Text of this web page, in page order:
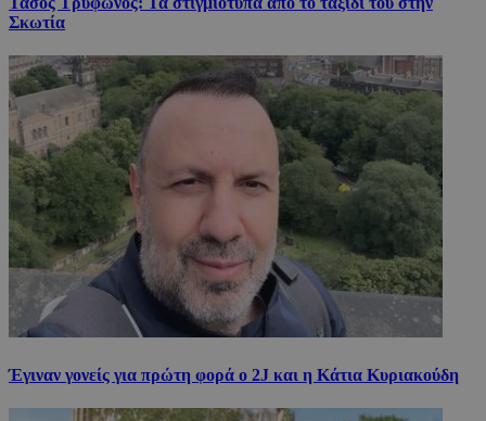
Σκωτία
Έγιναν γονείς για πρώτη φορά ο 2J και η Κάτια Κυριακούδη